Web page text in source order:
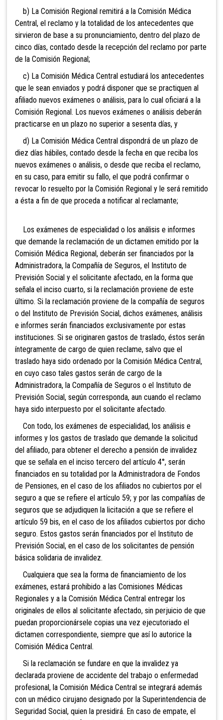
b) La Comisión Regional remitirá a la Comisión Médica
Central, el reclamo y la totalidad de los antecedentes que
sirvieron de base a su pronunciamiento, dentro del plazo de
cinco días, contado desde la recepción del reclamo por parte
de la Comisión Regional;
c) La Comisión Médica Central estudiará los antecedentes
que le sean enviados y podrá disponer que se practiquen al
afiliado nuevos exámenes o análisis, para lo cual oficiará a la
Comisión Regional. Los nuevos exámenes o análisis deberán
practicarse en un plazo no superior a sesenta días, y
d) La Comisión Médica Central dispondrá de un plazo de
diez días hábiles, contado desde la fecha en que reciba los
nuevos exámenes o análisis, o desde que reciba el reclamo,
en su caso, para emitir su fallo, el que podrá confirmar o
revocar lo resuelto por la Comisión Regional y le será remitido
a ésta a fin de que proceda a notificar al reclamante;
Los exámenes de especialidad o los análisis e informes
que demande la reclamación de un dictamen emitido por la
Comisión Médica Regional, deberán ser financiados por la
Administradora, la Compañía de Seguros, el Instituto de
Previsión Social y el solicitante afectado, en la forma que
señala el inciso cuarto, si la reclamación proviene de este
último. Si la reclamación proviene de la compañía de seguros
o del Instituto de Previsión Social, dichos exámenes, análisis
e informes serán financiados exclusivamente por estas
instituciones. Si se originaren gastos de traslado, éstos serán
íntegramente de cargo de quien reclame, salvo que el
traslado haya sido ordenado por la Comisión Médica Central,
en cuyo caso tales gastos serán de cargo de la
Administradora, la Compañía de Seguros o el Instituto de
Previsión Social, según corresponda, aun cuando el reclamo
haya sido interpuesto por el solicitante afectado.
Con todo, los exámenes de especialidad, los análisis e
informes y los gastos de traslado que demande la solicitud
del afiliado, para obtener el derecho a pensión de invalidez
que se señala en el inciso tercero del artículo 4°, serán
financiados en su totalidad por la Administradora de Fondos
de Pensiones, en el caso de los afiliados no cubiertos por el
seguro a que se refiere el artículo 59; y por las compañías de
seguros que se adjudiquen la licitación a que se refiere el
artículo 59 bis, en el caso de los afiliados cubiertos por dicho
seguro. Estos gastos serán financiados por el Instituto de
Previsión Social, en el caso de los solicitantes de pensión
básica solidaria de invalidez.
Cualquiera que sea la forma de financiamiento de los
exámenes, estará prohibido a las Comisiones Médicas
Regionales y a la Comisión Médica Central entregar los
originales de ellos al solicitante afectado, sin perjuicio de que
puedan proporcionársele copias una vez ejecutoriado el
dictamen correspondiente, siempre que así lo autorice la
Comisión Médica Central.
Si la reclamación se fundare en que la invalidez ya
declarada proviene de accidente del trabajo o enfermedad
profesional, la Comisión Médica Central se integrará además
con un médico cirujano designado por la Superintendencia de
Seguridad Social, quien la presidirá. En caso de empate, el